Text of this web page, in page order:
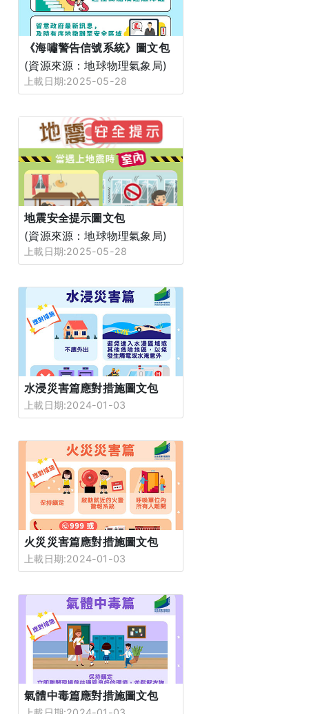
《海嘯警告信號系統》圖文包
(資源來源：地球物理氣象局)
上載日期:2025-05-28
地震安全提示圖文包
(資源來源：地球物理氣象局)
上載日期:2025-05-28
水浸災害篇應對措施圖文包
上載日期:2024-01-03
火災災害篇應對措施圖文包
上載日期:2024-01-03
氣體中毒篇應對措施圖文包